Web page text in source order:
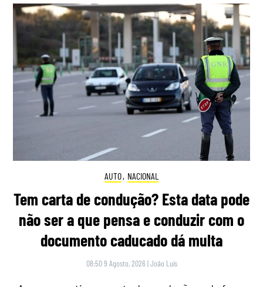
AUTO, NACIONAL
Tem carta de condução? Esta data pode
não ser a que pensa e conduzir com o
documento caducado dá multa
08:50 9 Agosto, 2026 |João Luís